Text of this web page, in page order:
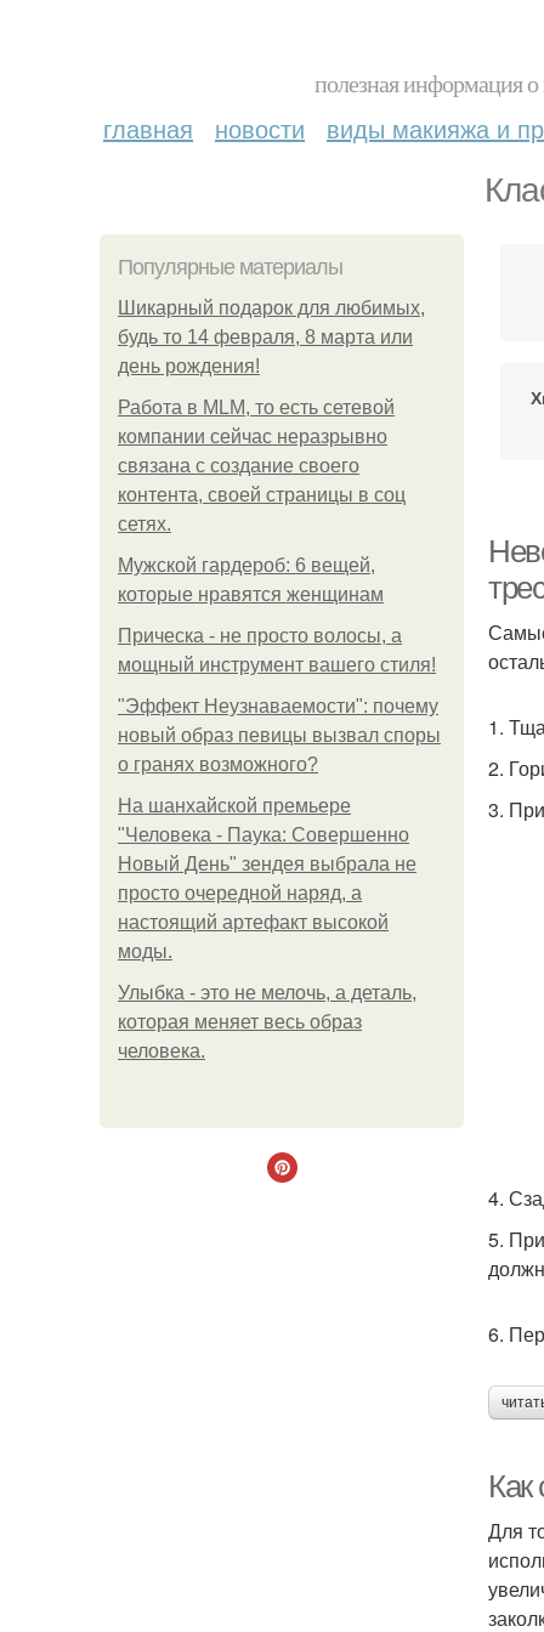
полезная информация
главная новости виды макияжа и
Популярные материалы
Шикарный подарок для любимых,
будь то 14 февраля, 8 марта или
день рождения!
Работа в MLM, то есть сетевой
компании сейчас неразрывно
связана с создание своего
контента, своей страницы в соц
сетях.
Мужской гардероб: 6 вещей,
которые нравятся женщинам
Прическа - не просто волосы, а
мощный инструмент вашего стиля!
"Эффект Неузнаваемости": почему
новый образ певицы вызвал споры
о гранях возможного?
На шанхайской премьере
"Человека - Паука: Совершенно
Новый День" зендея выбрала не
просто очередной наряд, а
настоящий артефакт высокой
моды.
Улыбка - это не мелочь, а деталь,
которая меняет весь образ
человека.
1.
2.
3.
4.
5.
6.
Как
Для